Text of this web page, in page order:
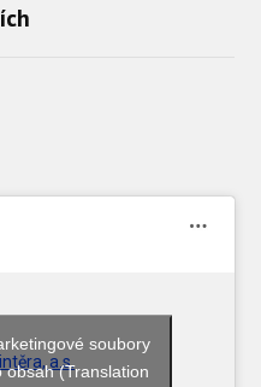
a.s.
soubory
obsah (Translation